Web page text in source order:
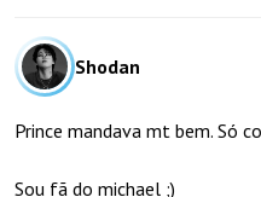
Shodan
Prince mandava mt bem. Só
Sou fã do michael ;)